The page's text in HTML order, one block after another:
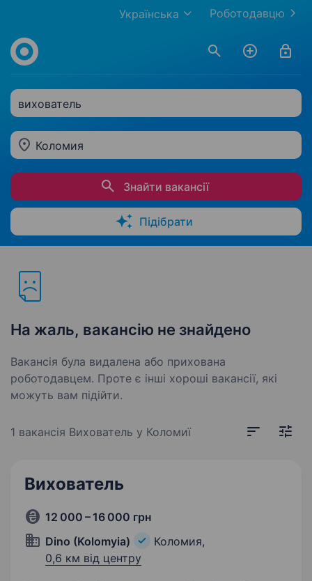
Роботодавцю
Українська
вихователь
Коломия
Знайти вакансії
Підібрати
На жаль, вакансію не знайдено
Вакансія була видалена або прихована
роботодавцем. Проте є інші хороші вакансії, які
можуть вам підійти.
1 вакансія Вихователь у Коломиї
Вихователь
12 000 – 16 000 грн
Dino (Kolomyia)
Коломия,
0,6 км від центру